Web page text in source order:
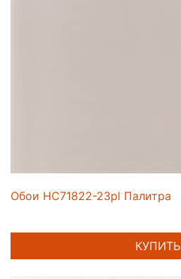
Обои HC71822-23pl Палитра
КУПИТЬ